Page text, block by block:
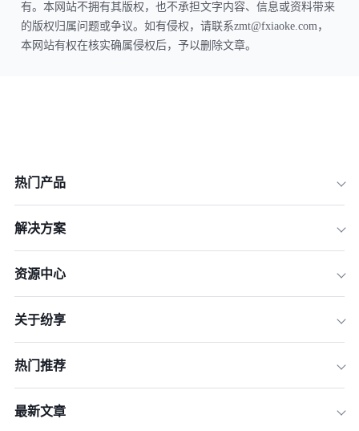
有。本网站不拥有其版权，也不承担文字内容、信息或资料带来
的版权归属问题或争议。如有侵权，请联系zmt@fxiaoke.com，
本网站有权在核实确属侵权后，予以删除文章。
热门产品
解决方案
资源中心
关于纷享
热门推荐
最新文章